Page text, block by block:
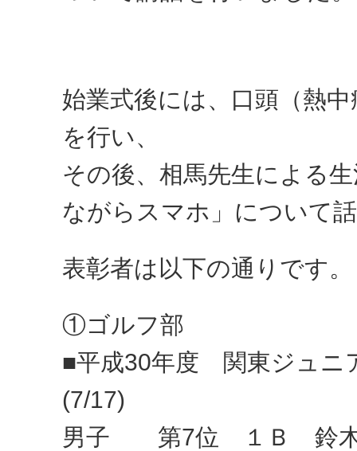
始業式後には、口頭（熱
を行い、
その後、相馬先生による
ながらスマホ」について
表彰者は以下の通りです。
①ゴルフ部
■平成30年度 関東ジュ
(7/17)
男子 第7位 １Ｂ 鈴木